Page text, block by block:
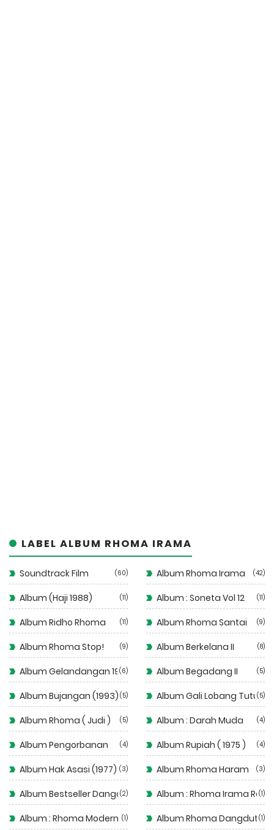
LABEL ALBUM RHOMA IRAMA
Soundtrack Film 60 Album Rhoma Irama 42
Album (Haji 1988) 11 Album : Soneta Vol 12 11
Album Ridho Rhoma 11 Album Rhoma Santai 9
Album Rhoma Stop! 9 Album Berkelana II 8
Album Gelandangan 1972
6 Album Begadang II 5
Album Bujangan (1993) 5 Album Gali Lobang Tutup
5
Album Rhoma ( Judi ) 5 Album : Darah Muda 4
Album Pengorbanan 4 Album Rupiah ( 1975 ) 4
Album Hak Asasi (1977) 3 Album Rhoma Haram 3
Album Bestseller Dangdut
2 Album : Rhoma Irama Rela
1
Album : Rhoma Modern 1 Album Rhoma Dangdut 1